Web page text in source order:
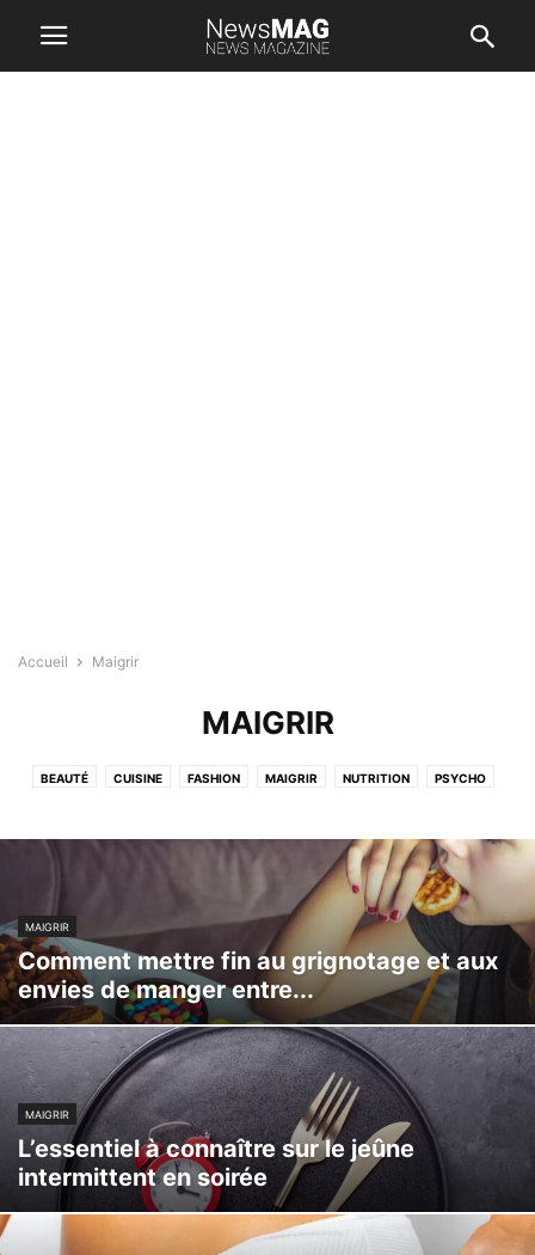
Accueil Maigrir
MAIGRIR
BEAUTÉ CUISINE FASHION MAIGRIR NUTRITION PSYCHO
MAIGRIR
Comment mettre fin au grignotage et aux
envies de manger entre...
MAIGRIR
L’essentiel à connaître sur le jeûne
intermittent en soirée